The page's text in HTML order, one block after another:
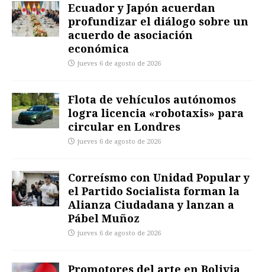
Ecuador y Japón acuerdan
profundizar el diálogo sobre un
acuerdo de asociación
económica
jueves 6 de agosto de 2026
Flota de vehículos autónomos
logra licencia «robotaxis» para
circular en Londres
jueves 6 de agosto de 2026
Correísmo con Unidad Popular y
el Partido Socialista forman la
Alianza Ciudadana y lanzan a
Pábel Muñoz
jueves 6 de agosto de 2026